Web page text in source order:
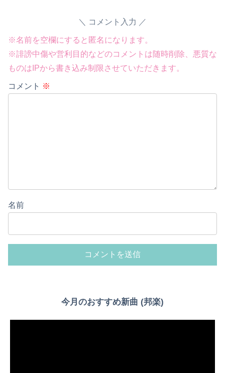
コメント入力
※名前を空欄にすると匿名になります。
※誹謗中傷や営利目的などのコメントは随時削除、悪質な
ものはIPから書き込み制限させていただきます。
コメント ※
名前
今月のおすすめ新曲 (邦楽)